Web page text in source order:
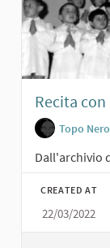
Recita
Topo Nero
Dall'archivio
CREATED AT
22/03/2022